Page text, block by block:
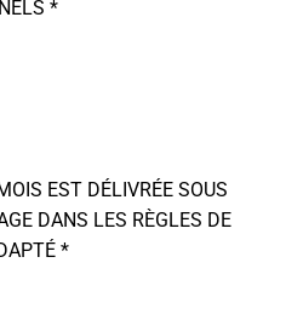
*
EST DÉLIVRÉE SOUS
DANS LES RÈGLES DE
*